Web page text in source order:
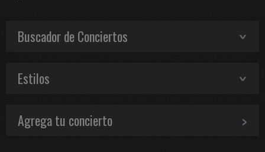
Buscador de Conciertos
Estilos
Agrega tu concierto